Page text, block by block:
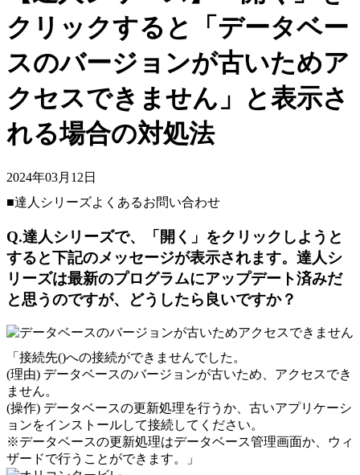
クリックすると「データベー
スのバージョンが古いためア
クセスできません」と表示さ
れる場合の対処法
2024年03月12日
■達人シリーズよくあるお問い合わせ
Q.達人シリーズで、「開く」をクリックしようと
すると下記のメッセージが表示されます。達人シ
リーズは最新のプログラムにアップデート済みだ
と思うのですが、どうしたら良いですか？
「接続先()への接続ができませんでした。
(理由) データベースのバージョンが古いため、アクセスでき
ません。
(操作) データベースの更新処理を行うか、古いアプリケーシ
ョンをインストールして接続してください。
※データベースの更新処理はデータベース管理画面か、ウィ
ザードで行うことができます。」